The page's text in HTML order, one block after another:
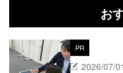
お
PR
2026/07/01